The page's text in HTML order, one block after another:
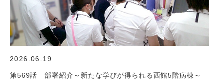
2026.06.19
第569話 部署紹介～新たな学びが得られる西館5階病棟～